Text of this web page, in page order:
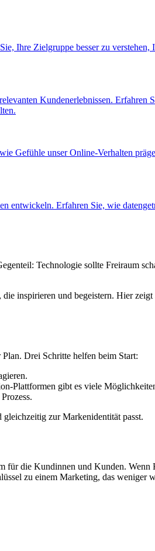
Ihre Zielgruppe besser zu
Kundenerlebnissen. Erfahren
Gefühle unser Online-Verhalten
entwickeln. Erfahren Sie, wie
Technologie sollte Freiraum
inspirieren und begeistern. Hier
Drei Schritte helfen beim Start:
Plattformen gibt es viele
zur Markenidentität passt.
für die Kundinnen und Kunden.
zu einem Marketing, das